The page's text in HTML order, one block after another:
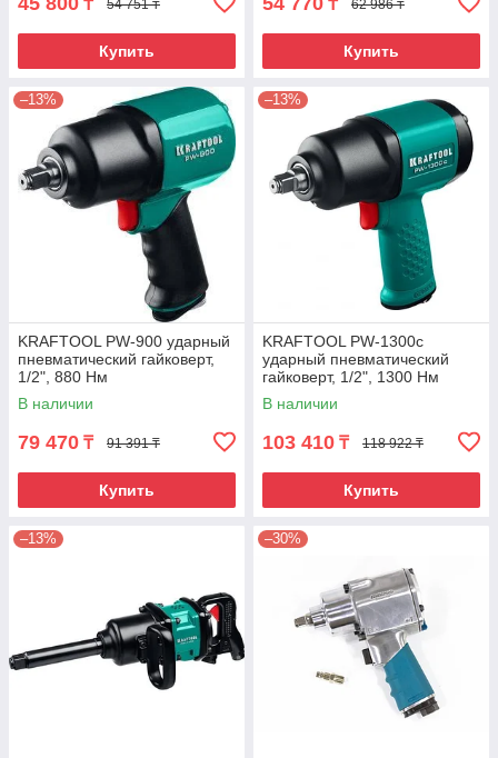
₸ 54 751 ₸
Купить
₸ 62 986 ₸
Купить
–13%
KRAFTOOL PW-900 ударный
пневматический гайковерт,
1/2", 880 Нм
В наличии
79 470 ₸ 91 391 ₸
Купить
–13%
KRAFTOOL PW-1300c
ударный пневматический
гайковерт, 1/2", 1300 Нм
В наличии
103 410 ₸ 118 922 ₸
Купить
–13% –30%